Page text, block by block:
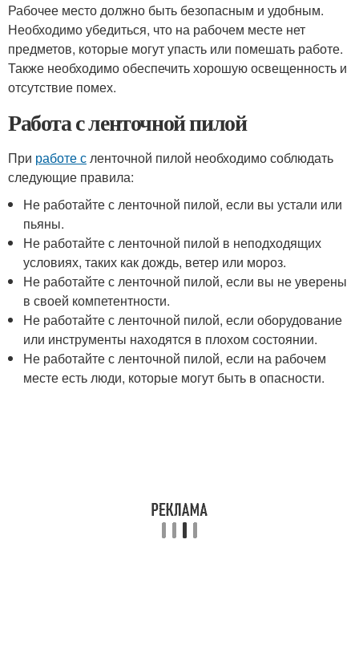
Рабочее место должно быть безопасным и удобным.
Необходимо убедиться, что на рабочем месте нет
предметов, которые могут упасть или помешать работе.
Также необходимо обеспечить хорошую освещенность и
отсутствие помех.
Работа с ленточной пилой
При работе сленточной пилой необходимо соблюдать
следующие правила:
Не работайте с ленточной пилой, если вы устали или
пьяны.
Не работайте с ленточной пилой в неподходящих
условиях, таких как дождь, ветер или мороз.
Не работайте с ленточной пилой, если вы не уверены
в своей компетентности.
Не работайте с ленточной пилой, если оборудование
или инструменты находятся в плохом состоянии.
Не работайте с ленточной пилой, если на рабочем
месте есть люди, которые могут быть в опасности.